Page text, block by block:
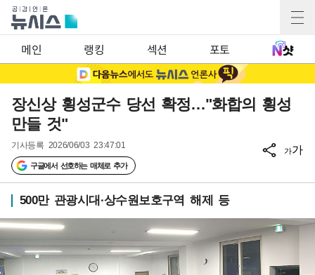
메인 랭킹 섹션 포토
장신상 횡성군수 당선 확정…"화합의 횡성
만들 것"
기사등록 2026/06/03 23:47:01
구글에서 선호하는 매체로 추가
가가
500만 관광시대·상수원보호구역 해제 등